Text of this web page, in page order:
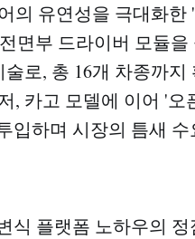
의 유연성을 극대화한
면부 드라이버 모듈을
로, 총 16개 차종까지
, 카고 모델에 이어 '오
입하며 시장의 틈새 수
식 플랫폼 노하우의